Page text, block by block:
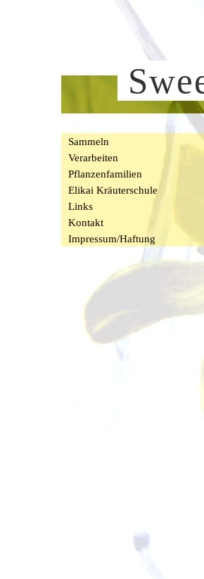
Sammeln
Verarbeiten
Pflanzenfamilien
Elikai Kräuterschule
Links
Kontakt
Impressum/Haftung